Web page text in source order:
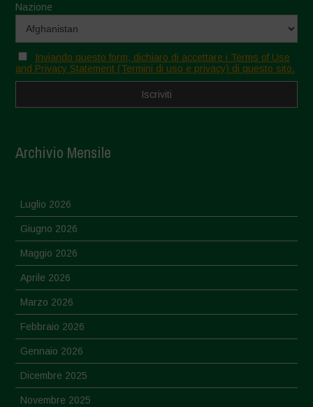
Nazione
Inviando questo form, dichiaro di accettare i Terms of Use
and Privacy Statement (Termini di uso e privacy) di questo sito.
Archivio Mensile
Luglio 2026
Giugno 2026
Maggio 2026
Aprile 2026
Marzo 2026
Febbraio 2026
Gennaio 2026
Dicembre 2025
Novembre 2025